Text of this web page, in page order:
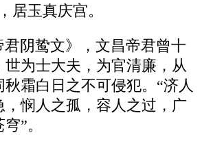
居玉真庆宫。
君阴鸷文》，文昌帝君曾十
为士大夫，为官清廉，从
霜白日之不可侵犯。“济人
，悯人之孤，容人之过，广
”。